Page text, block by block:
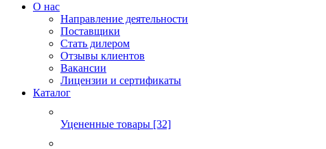
О нас
Направление деятельности
Поставщики
Стать дилером
Отзывы клиентов
Вакансии
Лицензии и сертификаты
Каталог
Уцененные товары [32]